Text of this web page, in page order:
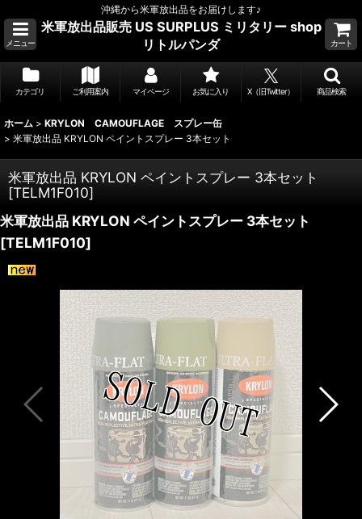
沖縄から米軍放出品をお届けします♪
メニュー
米軍放出品販売 US SURPLUS ミリタリー shop
リトルパンダ
カート
カテゴリ ご利用案内 マイページ お気に入り X（旧Twitter） 商品検索
ホーム > KRYLON CAMOUFLAGE スプレー缶
> 米軍放出品 KRYLON ペイントスプレー 3本セット
米軍放出品 KRYLON ペイントスプレー 3本セット
[TELM1F010]
米軍放出品 KRYLON ペイントスプレー 3本セット
[TELM1F010]